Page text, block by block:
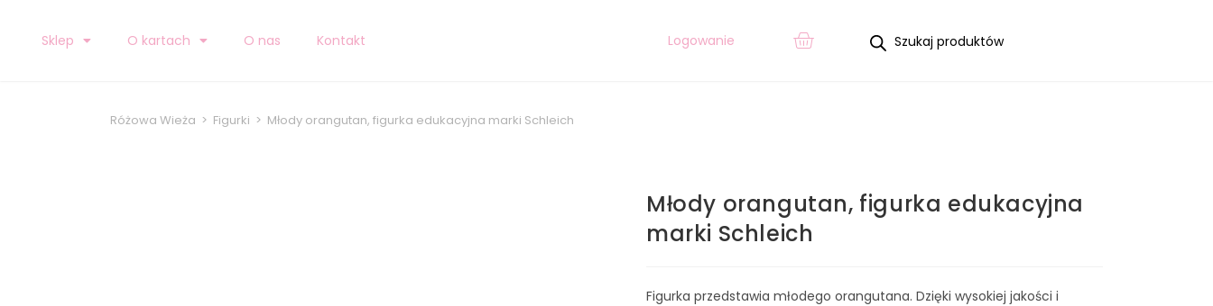
Sklep O kartach O nas Kontakt Logowanie
Różowa Wieża > Figurki > Młody orangutan, figurka edukacyjna marki Schleich
Młody orangutan, figurka edukacyjna
marki Schleich
Figurka przedstawia młodego orangutana. Dzięki wysokiej jakości i